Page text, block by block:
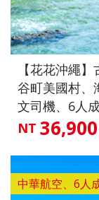
【花花沖繩
谷町美國村、
文司機、6人
NT 36,900
中華航空、6人